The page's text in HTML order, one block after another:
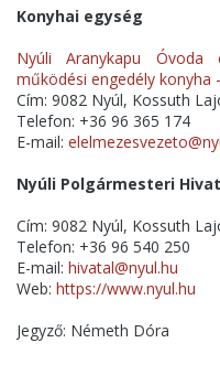
Konyhai egység
Nyúli Aranykapu
működési engedély konyha
Cím: 9082 Nyúl, Kossuth
Telefon: +36 96 365 174
E-mail:
Nyúli Polgármesteri
Cím: 9082 Nyúl, Kossuth
Telefon: +36 96 540 250
E-mail: hivatal@nyul.hu
Web: https://www.nyul.hu
Jegyző: Németh Dóra